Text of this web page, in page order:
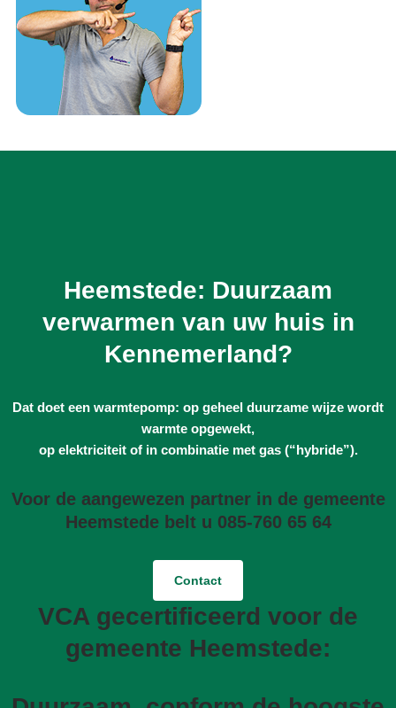
Heemstede: Duurzaam
verwarmen van uw huis in
Kennemerland?
Dat doet een warmtepomp: op geheel duurzame wijze wordt
warmte opgewekt,
op elektriciteit of in combinatie met gas (“hybride”).
Voor de aangewezen partner in de gemeente
Heemstede belt u 085-760 65 64
Contact
VCA gecertificeerd voor de
gemeente Heemstede: